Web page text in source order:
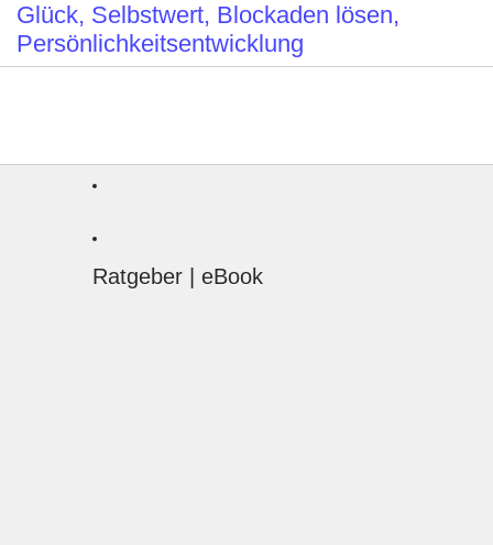
Glück, Selbstwert, Blockaden lösen,
Persönlichkeitsentwicklung
Ratgeber | eBook